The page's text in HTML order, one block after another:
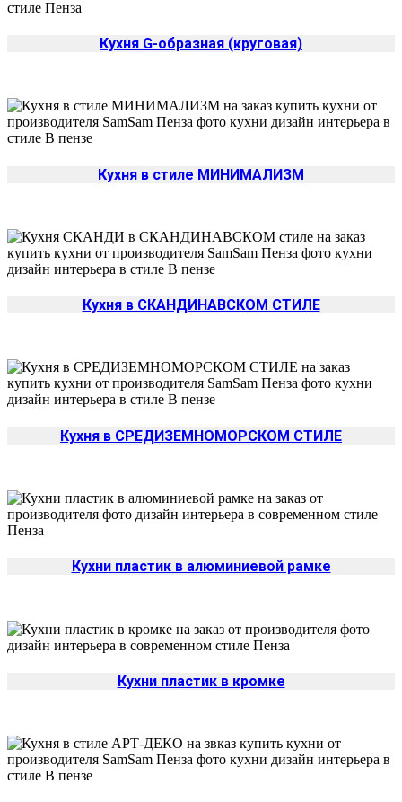
Кухня G-образная (круговая)
Кухня в стиле МИНИМАЛИЗМ
Кухня в СКАНДИНАВСКОМ СТИЛЕ
Кухня в СРЕДИЗЕМНОМОРСКОМ СТИЛЕ
Кухни пластик в алюминиевой рамке
Кухни пластик в кромке